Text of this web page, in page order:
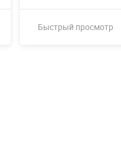
Быстрый просмотр